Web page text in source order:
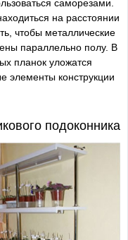
саморезами.
на расстоянии
чтобы металлические
параллельно полу. В
планок уложатся
элементы конструкции
подоконника